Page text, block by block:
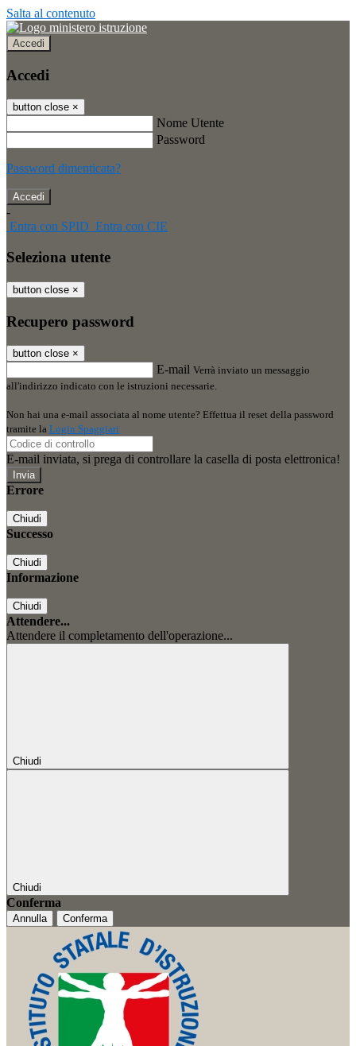
Salta al contenuto
Accedi
Accedi
button close ×
Nome Utente
Password
Password dimenticata?
-
Entra con SPID Entra con CIE
Seleziona utente
button close ×
Recupero password
button close ×
E-mail Verrà inviato un messaggio
all'indirizzo indicato con le istruzioni necessarie.
Non hai una e-mail associata al nome utente? Effettua il reset della password
tramite la Login Spaggiari
E-mail inviata, si prega di controllare la casella di posta elettronica!
Errore
Chiudi
Successo
Chiudi
Informazione
Chiudi
Attendere...
Attendere il completamento dell'operazione...
Chiudi
Chiudi
Conferma
Annulla Conferma